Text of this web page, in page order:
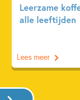
Leerzame
alle leeftijden
Lees meer